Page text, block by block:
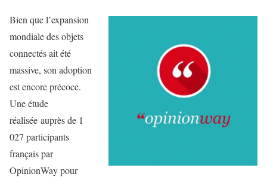
Bien que l’expansion
mondiale des objets
connectés ait été
massive, son adoption
est encore précoce.
Une étude
réalisée auprès de 1
027 participants
français par
OpinionWay pour